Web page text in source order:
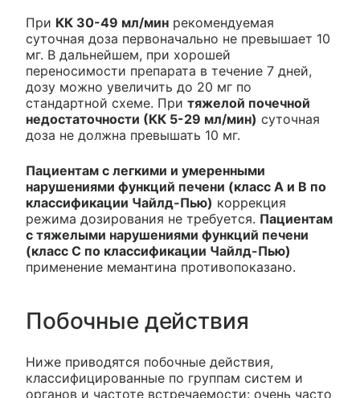
При КК 30-49 мл/мин рекомендуемая
суточная доза первоначально не превышает 10
мг. В дальнейшем, при хорошей
переносимости препарата в течение 7 дней,
дозу можно увеличить до 20 мг по
стандартной схеме. При тяжелой почечной
недостаточности (КК 5-29 мл/мин) суточная
доза не должна превышать 10 мг.
Пациентам с легкими и умеренными
нарушениями функций печени (класс А и В по
классификации Чайлд-Пью) коррекция
режима дозирования не требуется. Пациентам
с тяжелыми нарушениями функций печени
(класс С по классификации Чайлд-Пью)
применение мемантина противопоказано.
Побочные действия
Ниже приводятся побочные действия,
классифицированные по группам систем и
органов и частоте встречаемости: очень часто